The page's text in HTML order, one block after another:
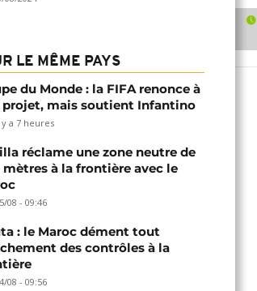
LE MÊME PAYS
du Monde : la FIFA renonce à
projet, mais soutient Infantino
y a 7 heures
réclame une zone neutre de
mètres à la frontière avec le
08 - 09:46
: le Maroc dément tout
des contrôles à la
08 - 09:56